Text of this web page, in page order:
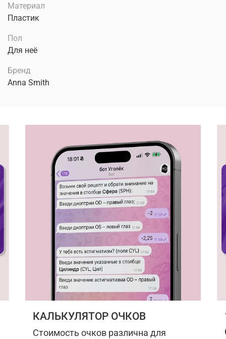
Материал
Пластик
Пол
Для неё
Бренд
Anna Smith
КАЛЬКУЛЯТОР ОЧКОВ
Стоимость очков различна для